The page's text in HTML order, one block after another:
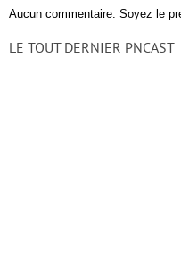
Aucun commentaire. Soyez le
LE TOUT DERNIER PNCAST